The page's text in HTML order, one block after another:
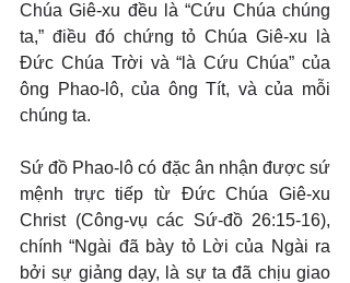
Chúa Giê-xu đều là “Cứu Chúa chúng
ta,” điều đó chứng tỏ Chúa Giê-xu là
Đức Chúa Trời và “là Cứu Chúa” của
ông Phao-lô, của ông Tít, và của mỗi
chúng ta.
Sứ đồ Phao-lô có đặc ân nhận được sứ
mệnh trực tiếp từ Đức Chúa Giê-xu
Christ (Công-vụ các Sứ-đồ 26:15-16),
chính “Ngài đã bày tỏ Lời của Ngài ra
bởi sự giảng dạy, là sự ta đã chịu giao